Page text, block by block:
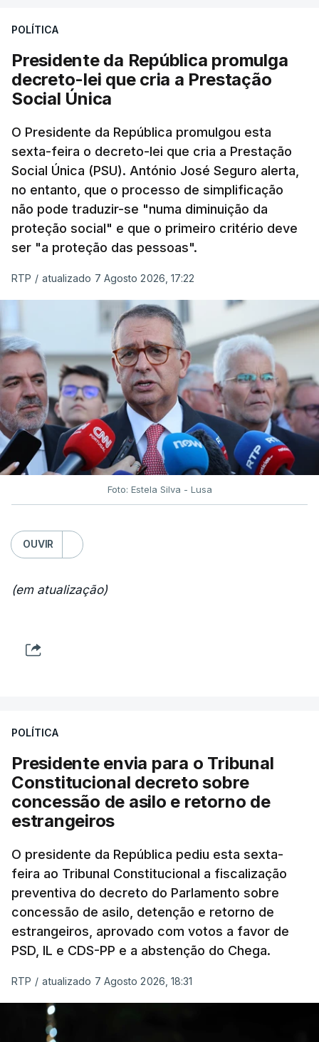
POLÍTICA
Presidente da República promulga
decreto-lei que cria a Prestação
Social Única
O Presidente da República promulgou esta
sexta-feira o decreto-lei que cria a Prestação
Social Única (PSU). António José Seguro alerta,
no entanto, que o processo de simplificação
não pode traduzir-se "numa diminuição da
proteção social" e que o primeiro critério deve
ser "a proteção das pessoas".
RTP / atualizado 7 Agosto 2026, 17:22
Foto: Estela Silva - Lusa
OUVIR
(em atualização)
POLÍTICA
Presidente envia para o Tribunal
Constitucional decreto sobre
concessão de asilo e retorno de
estrangeiros
O presidente da República pediu esta sexta-
feira ao Tribunal Constitucional a fiscalização
preventiva do decreto do Parlamento sobre
concessão de asilo, detenção e retorno de
estrangeiros, aprovado com votos a favor de
PSD, IL e CDS-PP e a abstenção do Chega.
RTP / atualizado 7 Agosto 2026, 18:31